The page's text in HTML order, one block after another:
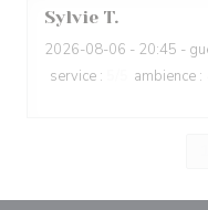
Sylvie T
2026-08-06 - 20:45 -
service : ambience :